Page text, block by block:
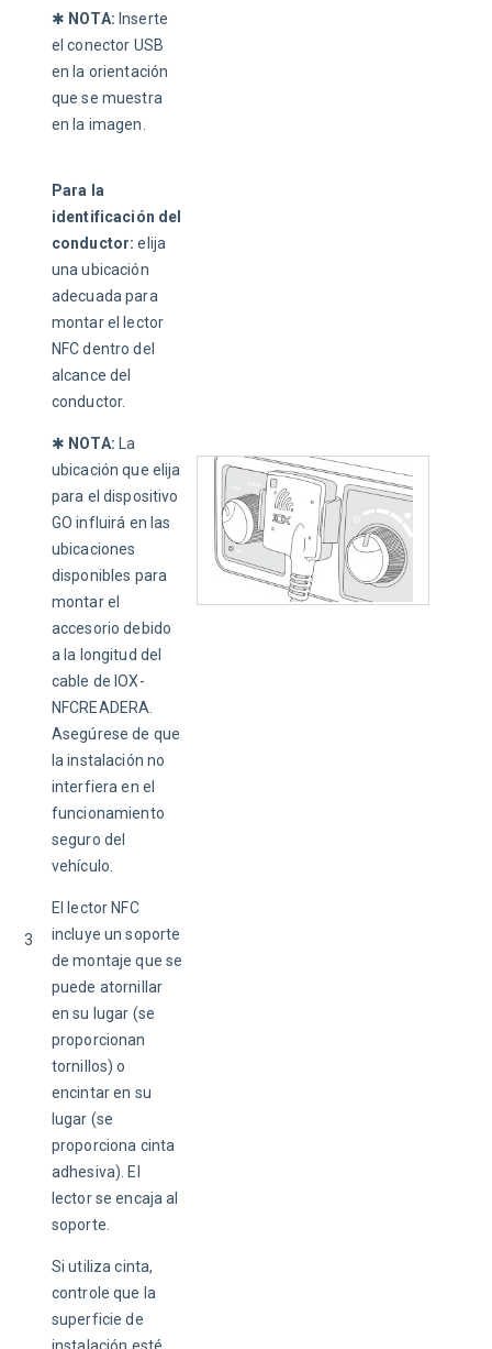
✱ NOTA: Inserte
el conector USB
en la orientación
que se muestra
en la imagen.
3
Para la
identificación del
conductor: elija
una ubicación
adecuada para
montar el lector
NFC dentro del
alcance del
conductor.
✱ NOTA: La
ubicación que elija
para el dispositivo
GO influirá en las
ubicaciones
disponibles para
montar el
accesorio debido
a la longitud del
cable de IOX-
NFCREADERA.
Asegúrese de que
la instalación no
interfiera en el
funcionamiento
seguro del
vehículo.
El lector NFC
incluye un soporte
de montaje que se
puede atornillar
en su lugar (se
proporcionan
tornillos) o
encintar en su
lugar (se
proporciona cinta
adhesiva). El
lector se encaja al
soporte.
Si utiliza cinta,
controle que la
superficie de